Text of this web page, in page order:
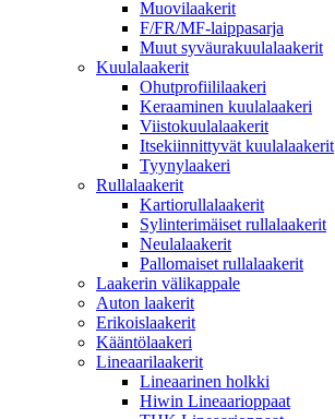
Muovilaakerit
F/FR/MF-laippasarja
Muut syväurakuulalaakerit
Kuulalaakerit
Ohutprofiililaakeri
Keraaminen kuulalaakeri
Viistokuulalaakerit
Itsekiinnittyvät kuulalaakerit
Tyynylaakeri
Rullalaakerit
Kartiorullalaakerit
Sylinterimäiset rullalaakerit
Neulalaakerit
Pallomaiset rullalaakerit
Laakerin välikappale
Auton laakerit
Erikoislaakerit
Kääntölaakeri
Lineaarilaakerit
Lineaarinen holkki
Hiwin Lineaarioppaat